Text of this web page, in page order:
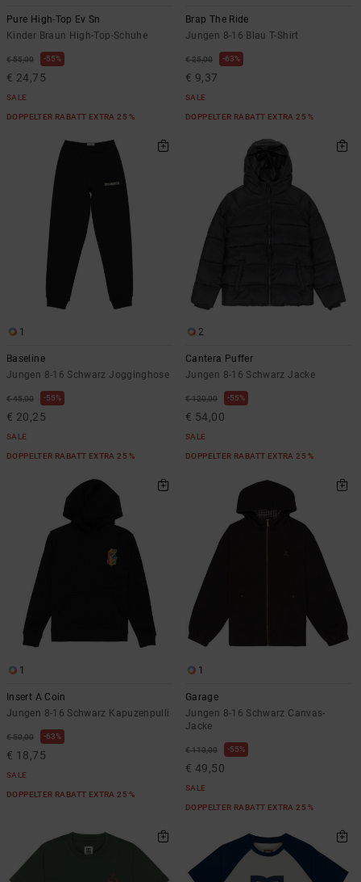
Pure High-Top Ev Sn
Kinder Braun High-Top-Schuhe
€ 55,00 55%
€ 24,75
SALE
DOPPELTER RABATT EXTRA 25 %
Brap The Ride
Jungen 8-16 Blau T-Shirt
€ 25,00 63%
€ 9,37
SALE
DOPPELTER RABATT EXTRA 25 %
1
Baseline
Jungen 8-16 Schwarz Jogginghose
€ 45,00 55%
€ 20,25
SALE
DOPPELTER RABATT EXTRA 25 %
2
Cantera Puffer
Jungen 8-16 Schwarz Jacke
€ 120,00 55%
€ 54,00
SALE
DOPPELTER RABATT EXTRA 25 %
1
Insert A Coin
Jungen 8-16 Schwarz Kapuzenpulli
€ 50,00 63%
€ 18,75
SALE
DOPPELTER RABATT EXTRA 25 %
1
Garage
Jungen 8-16 Schwarz Canvas-
Jacke
€ 110,00 55%
€ 49,50
SALE
DOPPELTER RABATT EXTRA 25 %